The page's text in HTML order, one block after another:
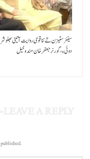
سینئر سٹیزن تے ننا قومی روایت آتیٹی
دوئی ءِ،گورنر جعفرخان مندوخیل